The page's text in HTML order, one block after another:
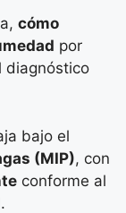
cómo
por
diagnóstico
bajo el
(MIP), con
conforme al